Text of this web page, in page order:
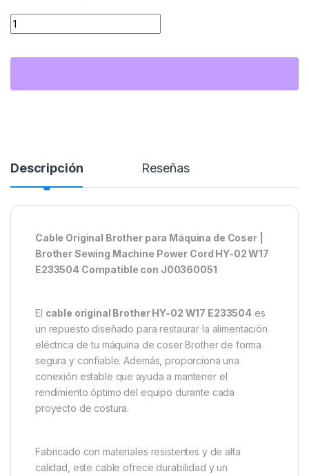
Cantidad Cable Original Brother para Máquina de Coser |
Descripción Reseñas
Cable Original Brother para Máquina de Coser |
Brother Sewing Machine Power Cord HY-02 W17
E233504 Compatible con J00360051
El cable original Brother HY-02 W17 E233504 es
un repuesto diseñado para restaurar la alimentación
eléctrica de tu máquina de coser Brother de forma
segura y confiable. Además, proporciona una
conexión estable que ayuda a mantener el
rendimiento óptimo del equipo durante cada
proyecto de costura.
Fabricado con materiales resistentes y de alta
calidad, este cable ofrece durabilidad y un